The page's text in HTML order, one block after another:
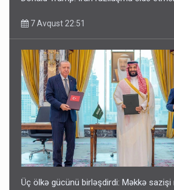
7 Avqust 22:51
Üç ölkə gücünü birləşdirdi: Məkkə sazişi